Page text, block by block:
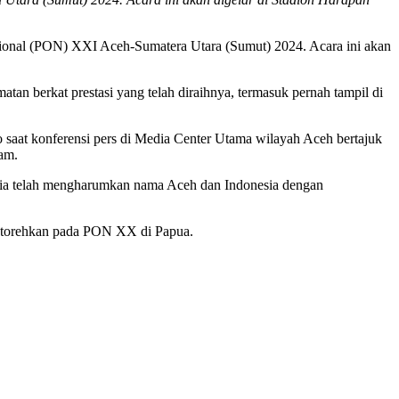
(PON) XXI Aceh-Sumatera Utara (Sumut) 2024. Acara ini akan
berkat prestasi yang telah diraihnya, termasuk pernah tampil di
konferensi pers di Media Center Utama wilayah Aceh bertajuk
mengharumkan nama Aceh dan Indonesia dengan
pada PON XX di Papua.